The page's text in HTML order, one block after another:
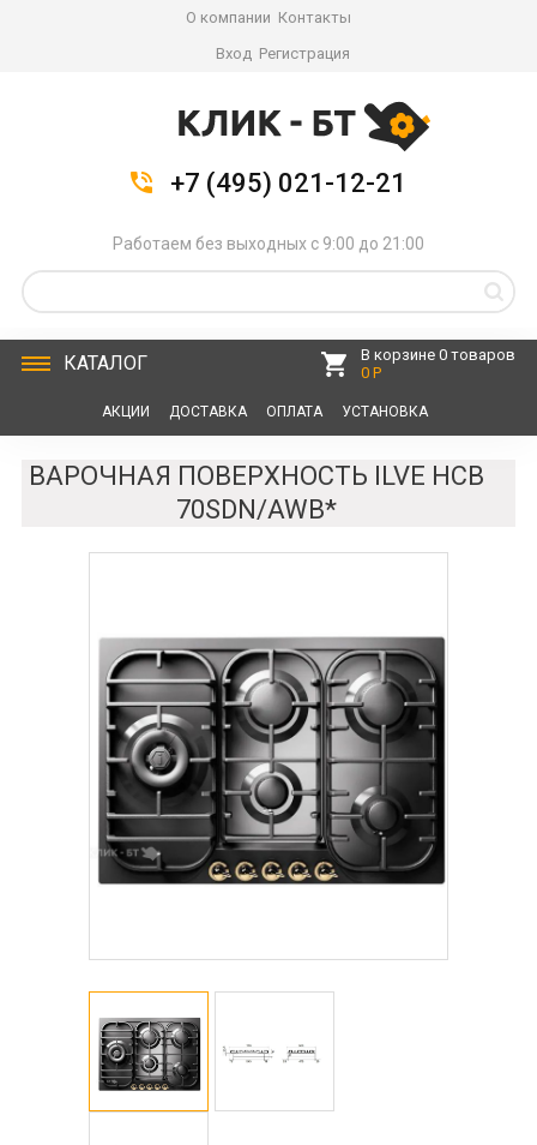
О компании Контакты
Вход Регистрация
+7 (495) 021-12-21
Работаем без выходных с 9:00 до 21:00
КАТАЛОГ
В корзине 0 товаров
0 Р
АКЦИИ ДОСТАВКА ОПЛАТА УСТАНОВКА
ВАРОЧНАЯ ПОВЕРХНОСТЬ ILVE HCB
70SDN/AWB*